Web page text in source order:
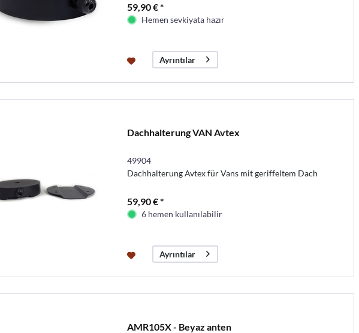
59,90 € *
Hemen sevkiyata hazır
Ayrıntılar
Dachhalterung VAN Avtex
49904
Dachhalterung Avtex für Vans mit geriffeltem Dach
59,90 € *
6 hemen kullanılabilir
Ayrıntılar
AMR105X - Beyaz anten